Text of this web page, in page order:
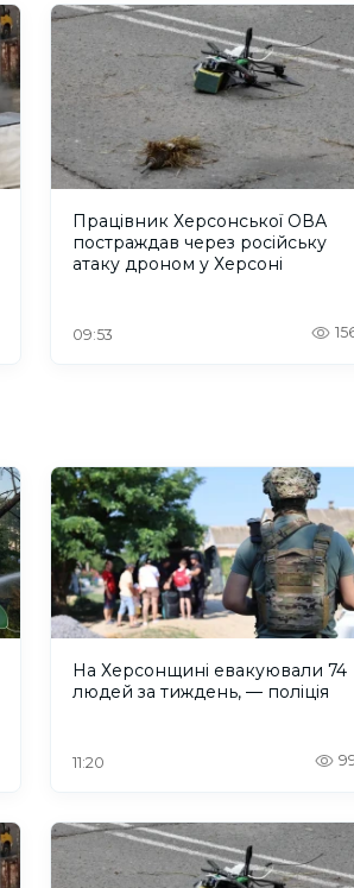
Працівник Херсонської ОВА
постраждав через російську
атаку дроном у Херсоні
09:53
На Херсонщині евакуювали 74
людей за тиждень, — поліція
11:20